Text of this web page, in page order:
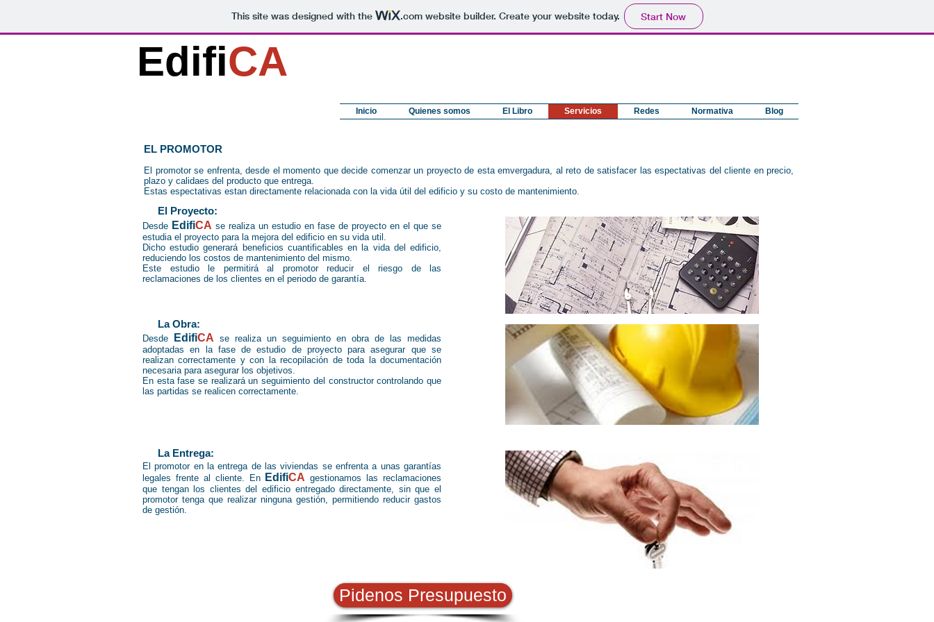
This site was designed with the .comwebsite builder. Create your website today. Start Now
EdifiCA
Inicio Quienes somos El Libro Servicios Redes Normativa Blog
EL PROMOTOR
El promotor se enfrenta, desde el momento que decide comenzar un proyecto de esta emvergadura, al reto de satisfacer las espectativas del cliente en precio,
plazo y calidaes del producto que entrega.
Estas espectativas estan directamente relacionada con la vida útil del edificio y su costo de mantenimiento.
El Proyecto:
Desde EdifiCA se realiza un estudio en fase de proyecto en el que se
estudia el proyecto para la mejora del edificio en su vida util.
Dicho estudio generará beneficios cuantificables en la vida del edificio,
reduciendo los costos de mantenimiento del mismo.
Este estudio le permitirá al promotor reducir el riesgo de las
reclamaciones de los clientes en el periodo de garantía.
La Obra:
Desde EdifiCA se realiza un seguimiento en obra de las medidas
adoptadas en la fase de estudio de proyecto para asegurar que se
realizan correctamente y con la recopilación de toda la documentación
necesaria para asegurar los objetivos.
En esta fase se realizará un seguimiento del constructor controlando que
las partidas se realicen correctamente.
La Entrega:
El promotor en la entrega de las viviendas se enfrenta a unas garantías
legales frente al cliente. En EdifiCA gestionamos las reclamaciones
que tengan los clientes del edificio entregado directamente, sin que el
promotor tenga que realizar ninguna gestión, permitiendo reducir gastos
de gestión.
Pidenos Presupuesto